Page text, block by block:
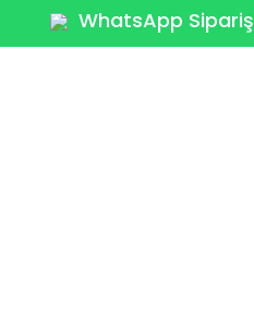
WhatsApp Sipariş